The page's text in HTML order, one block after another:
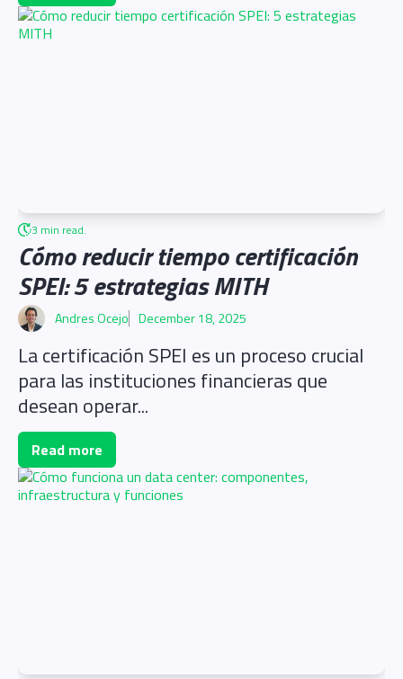
3 min read.
Cómo reducir tiempo certificación
SPEI: 5 estrategias MITH
Andres Ocejo December 18, 2025
La certificación SPEI es un proceso crucial
para las instituciones financieras que
desean operar...
Read more